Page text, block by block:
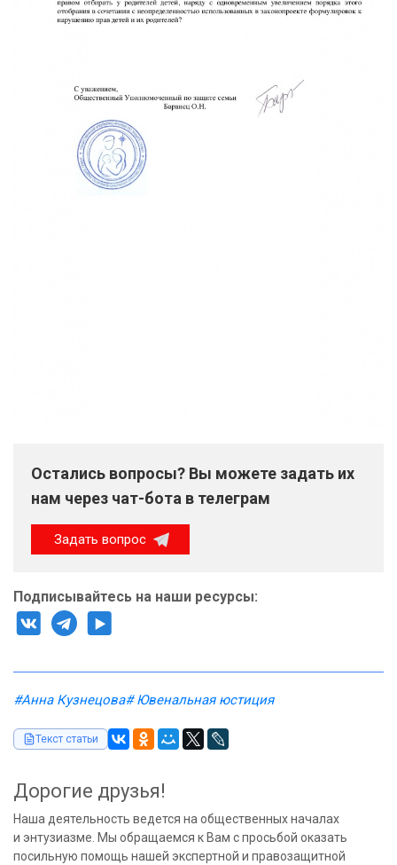
Остались вопросы? Вы можете задать их
нам через чат-бота в телеграм
Задать вопрос
Подписывайтесь на наши ресурсы:
#Анна Кузнецова# Ювенальная юстиция
Текст статьи
Дорогие друзья!
Наша деятельность ведется на общественных началах
и энтузиазме. Мы обращаемся к Вам с просьбой оказать
посильную помощь нашей экспертной и правозащитной